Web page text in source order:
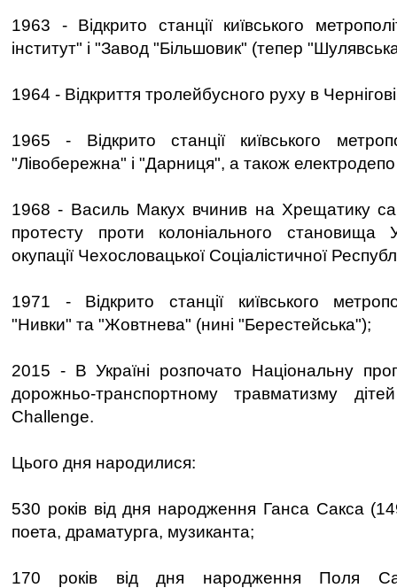
1963 - Відкрито станції київського
інститут" і "Завод "Більшовик" (тепер
1964 - Відкриття тролейбусного руху в
1965 - Відкрито станції київського
"Лівобережна" і "Дарниця", а також
1968 - Василь Макух вчинив на Хрещатику
протесту проти колоніального становища
окупації Чехословацької Соціалістичної
1971 - Відкрито станції київського
"Нивки" та "Жовтнева" (нині "Берестейська");
2015 - В Україні розпочато Національну
дорожньо-транспортному травматизму
Challenge.
Цього дня народилися:
530 років від дня народження Ганса Сакса
поета, драматурга, музиканта;
170 років від дня народження Поля